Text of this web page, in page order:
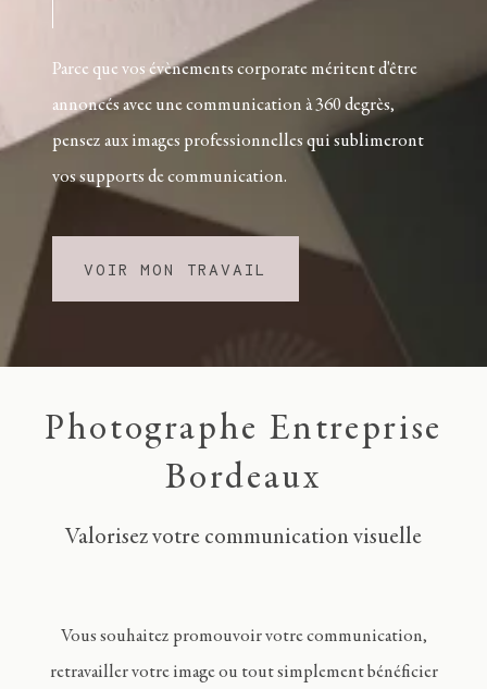
Parce que vos évènements corporate méritent d'être
annoncés avec une communication à 360 degrès,
pensez aux images professionnelles qui sublimeront
vos supports de communication.
VOIR MON TRAVAIL
Photographe Entreprise
Bordeaux
Valorisez votre communication visuelle
Vous souhaitez promouvoir votre communication,
retravailler votre image ou tout simplement bénéficier